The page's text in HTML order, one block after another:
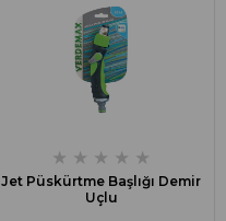
★ ★ ★ ★ ★
Jet Püskürtme Başlığı Demir
Uçlu